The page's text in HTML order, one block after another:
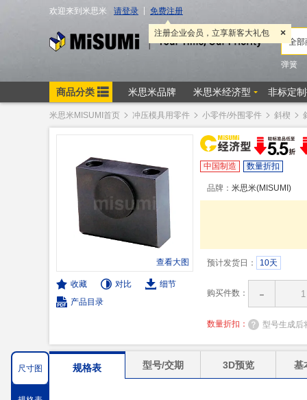
米思米MISUMI首页 冲压模具用零件 小零件/外围零件 斜楔
查看大图
收藏 对比
细节
产品目录
中国制造 数量折扣
品牌： 米思米(MISUMI)
预计发货日： 10天
购买件数： -
数量折扣： 型号生成后
规格表 型号/交期 3D预览 基
尺寸图